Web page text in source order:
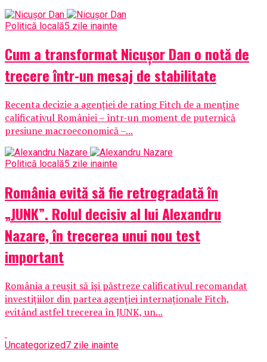
Politică locală5 zile inainte
Cum a transformat Nicușor Dan o notă de
trecere într-un mesaj de stabilitate
Recenta decizie a agenției de rating Fitch de a menține
calificativul României – într-un moment de puternică
presiune macroeconomică –...
Politică locală5 zile inainte
România evită să fie retrogradată în
„JUNK”. Rolul decisiv al lui Alexandru
Nazare, în trecerea unui nou test
important
România a reușit să își păstreze calificativul recomandat
investițiilor din partea agenției internaționale Fitch,
evitând astfel trecerea în JUNK, un...
Uncategorized7 zile inainte